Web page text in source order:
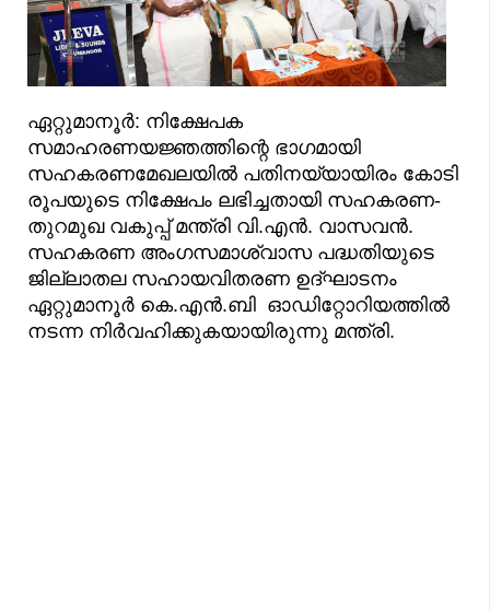
ഏറ്റുമാനൂർ: നിക്ഷേപക
സമാഹരണയജ്ഞത്തിന്റെ ഭാഗമായി
സഹകരണമേഖലയിൽ പതിനയ്യായിരം കോടി
രൂപയുടെ നിക്ഷേപം ലഭിച്ചതായി സഹകരണ-
തുറമുഖ വകുപ്പ് മന്ത്രി വി.എൻ. വാസവൻ.
സഹകരണ അംഗസമാശ്വാസ പദ്ധതിയുടെ
ജില്ലാതല സഹായവിതരണ ഉദ്ഘാടനം
ഏറ്റുമാനൂർ കെ.എൻ.ബി ഓഡിറ്റോറിയത്തിൽ
നടന്ന നിർവഹിക്കുകയായിരുന്നു മന്ത്രി.